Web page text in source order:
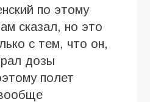
по этому
сказал, но это
с тем, что он,
дозы
полет